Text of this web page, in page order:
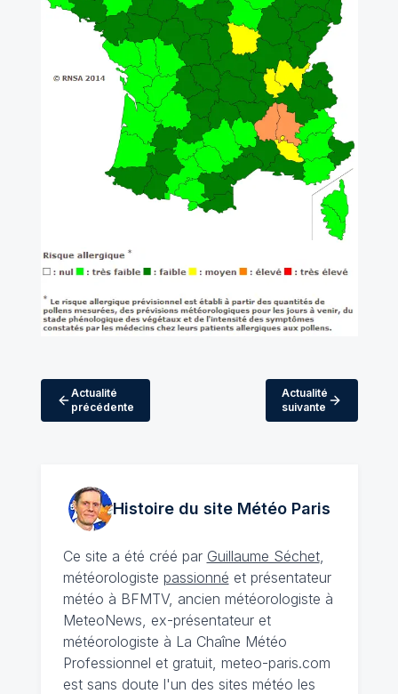
Actualité
précédente
Actualité
suivante
Histoire du site MétéoParis
Ce site a été créé par Guillaume Séchet,
météorologiste passionné et présentateur
météo à BFMTV, ancien météorologiste à
MeteoNews, ex-présentateur et
météorologiste à La Chaîne Météo
Professionnel et gratuit, meteo-paris.com
est sans doute l'un des sites météo les